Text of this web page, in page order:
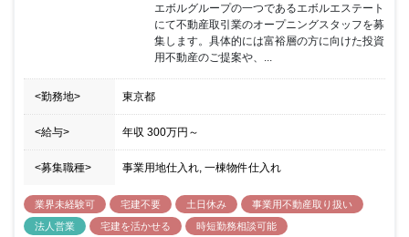
エボルグループの一つであるエボルエステート
にて不動産取引業のオープニングスタッフを募
集します。具体的には富裕層の方に向けた投資
用不動産のご提案や、...
<勤務地> 東京都
<給与> 年収 300万円 ～
<募集職種> 事業用地仕入れ, 一棟物件仕入れ
業界未経験可 宅建不要 土日休み
事業用不動産取り扱い
法人営業
宅建を活かせる 時短勤務相談可能